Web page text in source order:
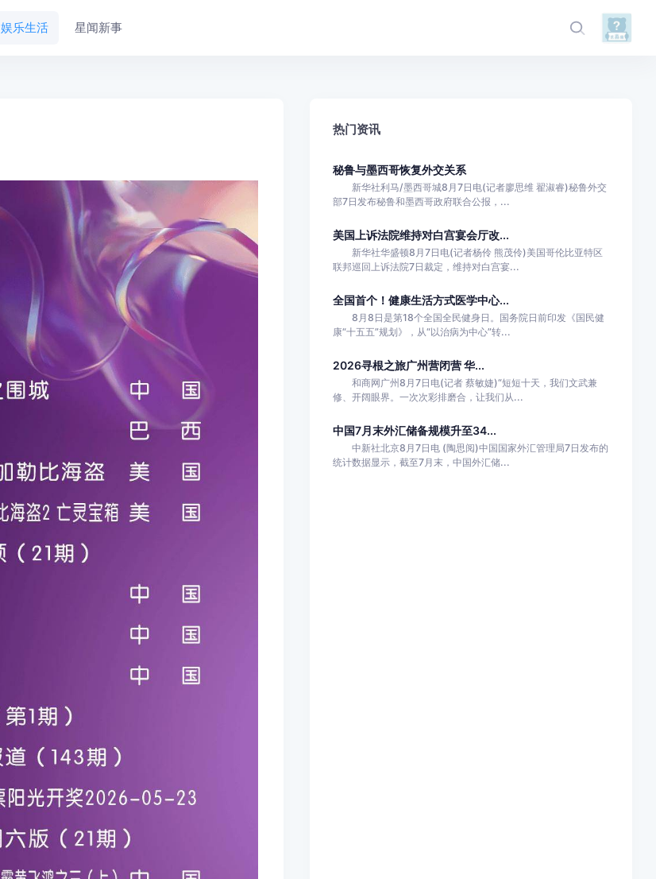
娱乐生活 星闻新事
热门资讯
秘鲁与墨西哥恢复外交关系
新华社利马/墨西哥城8月7日电(记者廖思维 翟淑睿)秘鲁外交
部7日发布秘鲁和墨西哥政府联合公报，...
美国上诉法院维持对白宫宴会厅改...
新华社华盛顿8月7日电(记者杨伶 熊茂伶)美国哥伦比亚特区
联邦巡回上诉法院7日裁定，维持对白宫宴...
全国首个！健康生活方式医学中心...
8月8日是第18个全国全民健身日。国务院日前印发《国民健
康“十五五”规划》，从“以治病为中心”转...
2026寻根之旅广州营闭营 华...
和商网广州8月7日电(记者 蔡敏婕)“短短十天，我们文武兼
修、开阔眼界。一次次彩排磨合，让我们从...
中国7月末外汇储备规模升至34...
中新社北京8月7日电 (陶思阅)中国国家外汇管理局7日发布的
统计数据显示，截至7月末，中国外汇储...